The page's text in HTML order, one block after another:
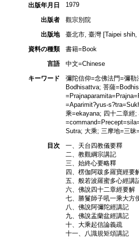
出版年月日
1979
出版者
觀宗別院
出版地
臺北市, 臺灣 [Taipei shih,
資料の種類
書籍=Book
言語
中文=Chinese
キーワード
彌陀信仰=念佛法門=彌
Bodhisattva; 菩薩
=Aparimit?yus-
乘=ekayana; 四十二章經
Sutra; 大乘; 三摩地=三昧
目次
一、天台四教儀要釋
二、教觀綱宗講記
三、始終心要略釋
四、楞伽阿跋多羅寶經要
五、般若波羅蜜多心經講
六、佛說四十二章經要解
七、勝鬘師子吼一乘大方
八、佛說阿彌陀經講記
九、佛說盂蘭盆經講記
十、大乘起信論義疏
十一、八識規矩頌講記